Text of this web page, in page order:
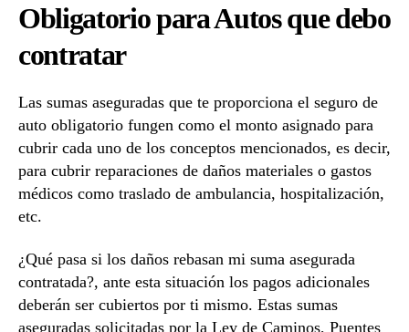
Obligatorio para Autos que debo
contratar
Las sumas aseguradas que te proporciona el seguro de
auto obligatorio fungen como el monto asignado para
cubrir cada uno de los conceptos mencionados, es decir,
para cubrir reparaciones de daños materiales o gastos
médicos como traslado de ambulancia, hospitalización,
etc.
¿Qué pasa si los daños rebasan mi suma asegurada
contratada?, ante esta situación los pagos adicionales
deberán ser cubiertos por ti mismo. Estas sumas
aseguradas solicitadas por la Ley de Caminos, Puentes